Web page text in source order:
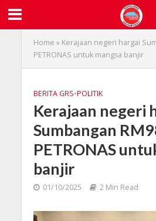
Home » Kerajaan negeri hargai
PETRONAS untuk mangsa banjir
BERITA GRS•POLITIK
Kerajaan negeri
Sumbangan
PETRONAS
banjir
01/10/2025 2 Min Read